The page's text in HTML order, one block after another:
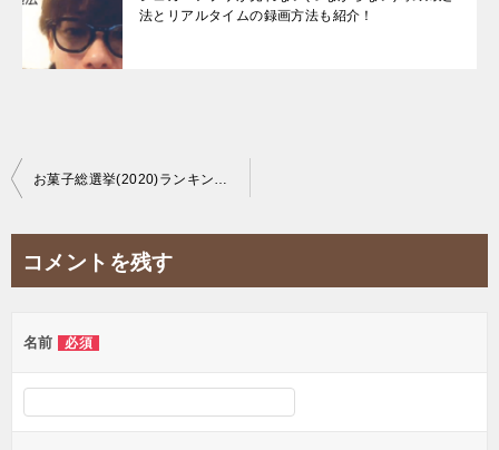
法とリアルタイムの録画方法も紹介！
投
ビ
ー
シ
お菓子総選挙(2020)ランキング結果は？1位～30位までを前回(2016年)のランキングと比較！
コメントを残す
名前 必須